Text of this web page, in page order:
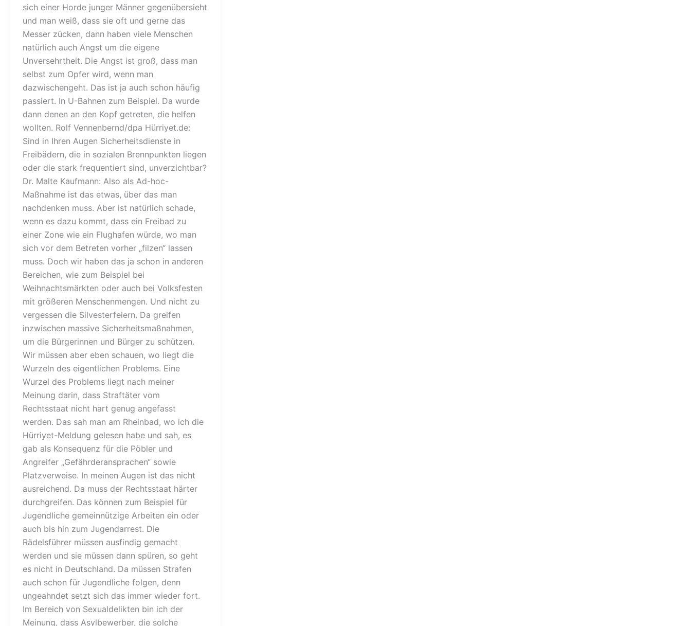
sich einer Horde junger Männer gegenübersieht
und man weiß, dass sie oft und gerne das
Messer zücken, dann haben viele Menschen
natürlich auch Angst um die eigene
Unversehrtheit. Die Angst ist groß, dass man
selbst zum Opfer wird, wenn man
dazwischengeht. Das ist ja auch schon häufig
passiert. In U-Bahnen zum Beispiel. Da wurde
dann denen an den Kopf getreten, die helfen
wollten. Rolf Vennenbernd/dpa Hürriyet.de:
Sind in Ihren Augen Sicherheitsdienste in
Freibädern, die in sozialen Brennpunkten liegen
oder die stark frequentiert sind, unverzichtbar?
Dr. Malte Kaufmann: Also als Ad-hoc-
Maßnahme ist das etwas, über das man
nachdenken muss. Aber ist natürlich schade,
wenn es dazu kommt, dass ein Freibad zu
einer Zone wie ein Flughafen würde, wo man
sich vor dem Betreten vorher „filzen“ lassen
muss. Doch wir haben das ja schon in anderen
Bereichen, wie zum Beispiel bei
Weihnachtsmärkten oder auch bei Volksfesten
mit größeren Menschenmengen. Und nicht zu
vergessen die Silvesterfeiern. Da greifen
inzwischen massive Sicherheitsmaßnahmen,
um die Bürgerinnen und Bürger zu schützen.
Wir müssen aber eben schauen, wo liegt die
Wurzeln des eigentlichen Problems. Eine
Wurzel des Problems liegt nach meiner
Meinung darin, dass Straftäter vom
Rechtsstaat nicht hart genug angefasst
werden. Das sah man am Rheinbad, wo ich die
Hürriyet-Meldung gelesen habe und sah, es
gab als Konsequenz für die Pöbler und
Angreifer „Gefährderansprachen“ sowie
Platzverweise. In meinen Augen ist das nicht
ausreichend. Da muss der Rechtsstaat härter
durchgreifen. Das können zum Beispiel für
Jugendliche gemeinnützige Arbeiten ein oder
auch bis hin zum Jugendarrest. Die
Rädelsführer müssen ausfindig gemacht
werden und sie müssen dann spüren, so geht
es nicht in Deutschland. Da müssen Strafen
auch schon für Jugendliche folgen, denn
ungeahndet setzt sich das immer wieder fort.
Im Bereich von Sexualdelikten bin ich der
Meinung, dass Asylbewerber, die solche